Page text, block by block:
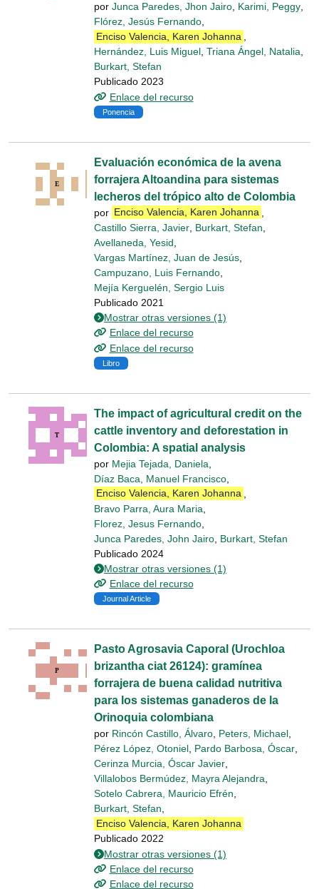
por Junca Paredes, Jhon Jairo, Karimi, Peggy,
Flórez, Jesús Fernando,
Enciso Valencia, Karen Johanna ,
Hernández, Luis Miguel, Triana Ángel, Natalia,
Burkart, Stefan
Publicado 2023
Enlace del recurso
Ponencia
Evaluación económica de la avena
forrajera Altoandina para sistemas
lecheros del trópico alto de Colombia
por Enciso Valencia, Karen Johanna
Castillo Sierra, Javier Burkart, Stefan
Avellaneda, Yesid
Vargas Martínez, Juan de Jesús
Campuzano, Luis Fernando
Mejía Kerguelén, Sergio Luis
Publicado 2021
Mostrar otras versiones (1)
Enlace del recurso
Enlace del recurso
Libro
The impact of agricultural credit on the
cattle inventory and deforestation in
Colombia: A spatial analysis
por Mejia Tejada, Daniela
Díaz Baca, Manuel Francisco
Enciso Valencia, Karen Johanna
Bravo Parra, Aura Maria
Florez, Jesus Fernando
Junca Paredes, John Jairo Burkart, Stefan
Publicado 2024
Mostrar otras versiones (1)
Enlace del recurso
Journal Article
Pasto Agrosavia Caporal (Urochloa
brizantha ciat 26124): gramínea
forrajera de buena calidad nutritiva
para los sistemas ganaderos de la
Orinoquia colombiana
por Rincón Castillo, Álvaro, Peters, Michael,
Pérez López, Otoniel, Pardo Barbosa, Óscar,
Cerinza Murcia, Óscar Javier,
Villalobos Bermúdez, Mayra Alejandra,
Sotelo Cabrera, Mauricio Efrén,
Burkart, Stefan,
Enciso Valencia, Karen Johanna
Publicado 2022
Mostrar otras versiones (1)
Enlace del recurso
Enlace del recurso